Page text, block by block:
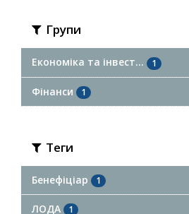
Групи
Економіка та інвест... 1
Фінанси 1
Теги
Бенефіціар 1
ЛОДА 1